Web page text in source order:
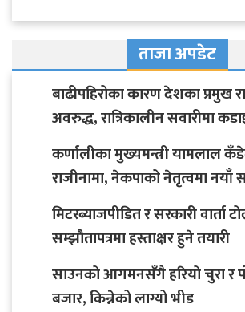
ताजा अपडेट
बाढीपहिरोका कारण देशका प्रमुख
अवरुद्ध, रात्रिकालीन सवारीमा
कर्णालीका मुख्यमन्त्री यामलाल
राजीनामा, नेकपाको नेतृत्वमा नयाँ
मिटरब्याजपीडित र सरकारी
सम्झौतापत्रमा हस्ताक्षर हुने तयारी
साउनको आगमनसँगै हरियो चुरा र
बजार, किन्नेको लाग्यो भीड